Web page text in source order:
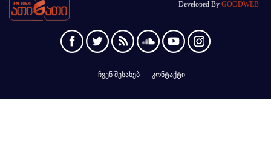
Developed By GOODWEB
ჩვენ შესახებ კონტაქტი